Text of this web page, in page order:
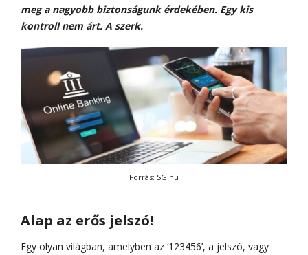
meg a nagyobb biztonságunk érdekében. Egy kis
kontroll nem árt. A szerk.
Forrás: SG.hu
Alap az erős jelszó!
Egy olyan világban, amelyben az ‘123456’, a jelszó, vagy